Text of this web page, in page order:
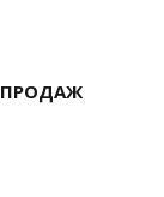
ПРОДАЖ